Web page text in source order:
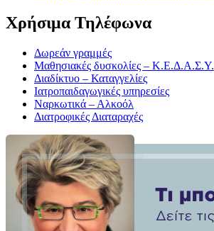
Χρήσιμα Τηλέφωνα
Δωρεάν γραμμές
Μαθησιακές δυσκολίες – Κ.Ε.Δ.Α.Σ.Υ.
Διαδίκτυο – Καταγγελίες
Ιατροπαιδαγωγικές υπηρεσίες
Ναρκωτικά – Αλκοόλ
Διατροφικές Διαταραχές